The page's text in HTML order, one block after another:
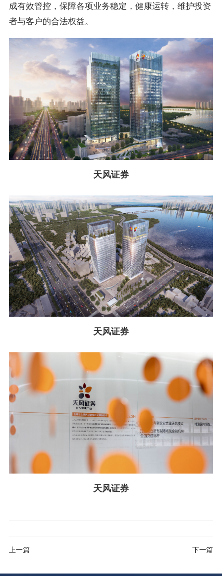
成有效管控，保障各项业务稳定，健康运转，维护投资
者与客户的合法权益。
天风证券
天风证券
天风证券
上一篇 下一篇